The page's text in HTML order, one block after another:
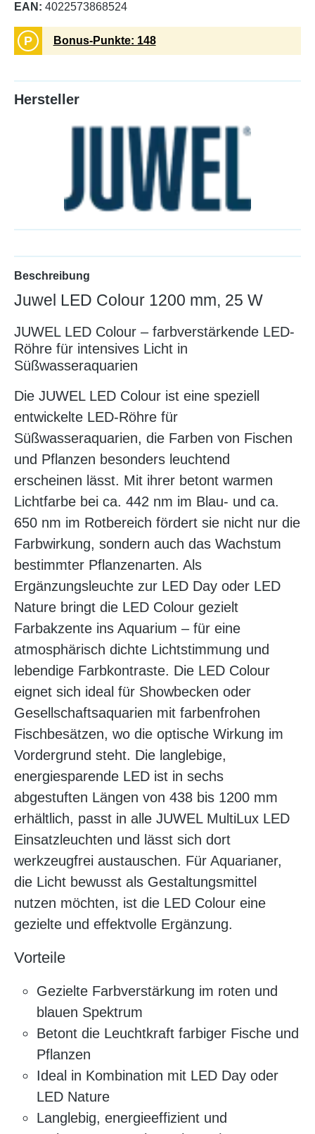
EAN: 4022573868524
P Bonus-Punkte: 148
Hersteller
Beschreibung
Juwel LED Colour 1200 mm, 25 W
JUWEL LED Colour – farbverstärkende LED-
Röhre für intensives Licht in
Süßwasseraquarien
Die JUWEL LED Colour ist eine speziell
entwickelte LED-Röhre für
Süßwasseraquarien, die Farben von Fischen
und Pflanzen besonders leuchtend
erscheinen lässt. Mit ihrer betont warmen
Lichtfarbe bei ca. 442 nm im Blau- und ca.
650 nm im Rotbereich fördert sie nicht nur die
Farbwirkung, sondern auch das Wachstum
bestimmter Pflanzenarten. Als
Ergänzungsleuchte zur LED Day oder LED
Nature bringt die LED Colour gezielt
Farbakzente ins Aquarium – für eine
atmosphärisch dichte Lichtstimmung und
lebendige Farbkontraste. Die LED Colour
eignet sich ideal für Showbecken oder
Gesellschaftsaquarien mit farbenfrohen
Fischbesätzen, wo die optische Wirkung im
Vordergrund steht. Die langlebige,
energiesparende LED ist in sechs
abgestuften Längen von 438 bis 1200 mm
erhältlich, passt in alle JUWEL MultiLux LED
Einsatzleuchten und lässt sich dort
werkzeugfrei austauschen. Für Aquarianer,
die Licht bewusst als Gestaltungsmittel
nutzen möchten, ist die LED Colour eine
gezielte und effektvolle Ergänzung.
Vorteile
Gezielte Farbverstärkung im roten und
blauen Spektrum
Betont die Leuchtkraft farbiger Fische und
Pflanzen
Ideal in Kombination mit LED Day oder
LED Nature
Langlebig, energieeffizient und